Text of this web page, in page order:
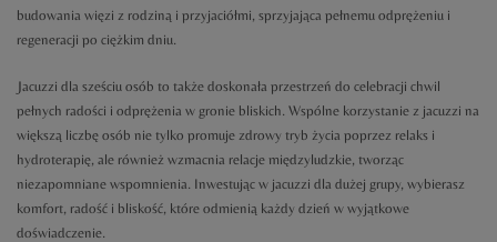
budowania więzi z rodziną i przyjaciółmi, sprzyjająca pełnemu odprężeniu i
regeneracji po ciężkim dniu.
Jacuzzi dla sześciu osób to także doskonała przestrzeń do celebracji chwil
pełnych radości i odprężenia w gronie bliskich. Wspólne korzystanie z jacuzzi na
większą liczbę osób nie tylko promuje zdrowy tryb życia poprzez relaks i
hydroterapię, ale również wzmacnia relacje międzyludzkie, tworząc
niezapomniane wspomnienia. Inwestując w jacuzzi dla dużej grupy, wybierasz
komfort, radość i bliskość, które odmienią każdy dzień w wyjątkowe
doświadczenie.